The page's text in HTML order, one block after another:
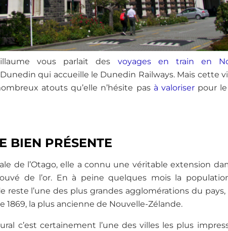
vous parlait des voyages en train en
qui accueille le Dunedin Railways. Mais cette
atouts qu’elle n’hésite pas à valoriserpour le
BIEN PRÉSENTE
de l’Otago, elle a connu une véritable extension
de l’or. En à peine quelques mois la
reste l’une des plus grandes agglomérations du
1869, la plus ancienne de Nouvelle-Zélande.
c’est certainement l’une des villes les plus